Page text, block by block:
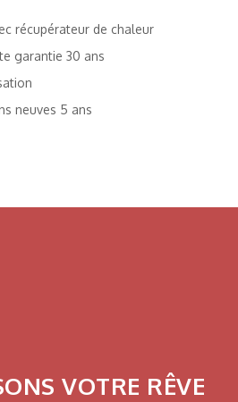
récupérateur de chaleur
garantie 30 ans
neuves 5 ans
VOTRE RÊVE